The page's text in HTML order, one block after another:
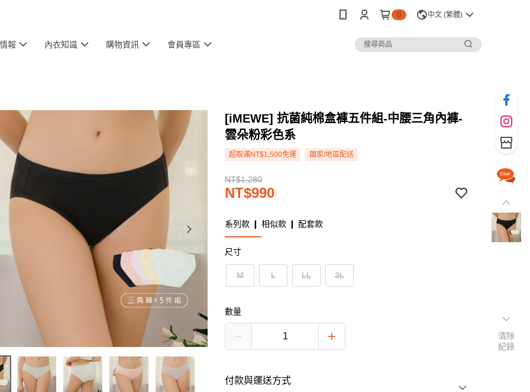
0 中文 (繁體)
報 內衣知識 購物資訊 會員專區
[iMEWE] 抗菌純棉盒褲五件組-中腰三角內褲-
雲朵粉彩色系
超取滿NT$1,500免運 國家/地區配送
NT$1,280
NT$990
系列款 ❙ 相似款 ❙ 配套款
尺寸
M L LL 3L
數量
付款與運送方式
清除
紀錄